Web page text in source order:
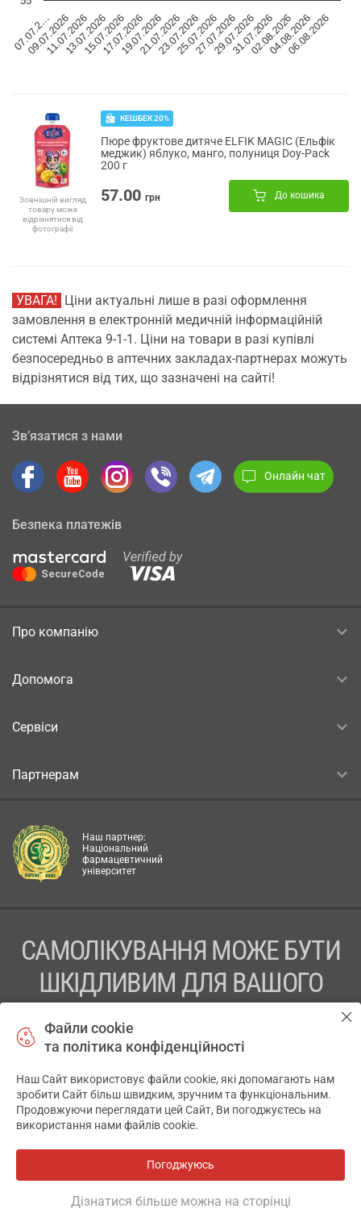
07.07.2…
09.07.2026
11.07.2026
13.07.2026
15.07.2026
17.07.2026
19.07.2026
21.07.2026
23.07.2026
25.07.2026
27.07.2026
29.07.2026
31.07.2026
02.08.2026
04.08.2026
06.08.2026
Зовнішній вигляд
товару може
відрізнятися від
фотографії
КЕШБЕК 20%
Пюре фруктове дитяче ELFIK MAGIC (Ельфік
меджик) яблуко, манго, полуниця Doy-Pack
200 г
57.00 грн До кошика
УВАГА! Ціни актуальні лише в разі оформлення
замовлення в електронній медичній інформаційній
системі Аптека 9-1-1. Ціни на товари в разі купівлі
безпосередньо в аптечних закладах-партнерах можуть
відрізнятися від тих, що зазначені на сайті!
Зв’язатися з нами
Онлайн чат
Безпека платежів
Про компанію
Допомога
Сервіси
Партнерам
Наш партнер:
Національний
фармацевтичний
університет
САМОЛІКУВАННЯ МОЖЕ БУТИ
ШКІДЛИВИМ ДЛЯ ВАШОГО
ПЕРЕД ЗАСТОСУВАННЯМ ПРЕПАРАТУ ПРОКОНСУЛЬТУЙТЕСЬ
ТОВ «АПТЕКА 911.ЮА» Код ЄДРПОУ 43631965.
Відмова від відповідальності
© 2014-2026. Медична інформаційна система АПТЕКА911.ЮА
Файли cookie
та політика конфіденційності
Наш Сайт використовує файли cookie, які допомагають нам
зробити Сайт більш швидким, зручним та функціональним.
Продовжуючи переглядати цей Сайт, Ви погоджуєтесь на
використання нами файлів cookie.
Погоджуюсь
Дізнатися більше можна на сторінці
✕